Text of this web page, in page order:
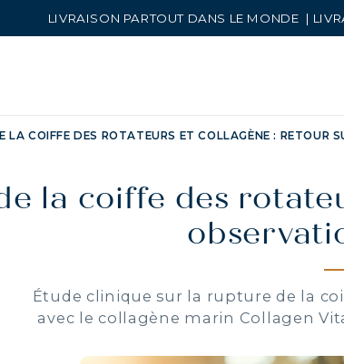
LIVRAISON PARTOUT DANS LE MONDE |
LA COIFFE DES ROTATEURS ET COLLAGÈNE : RETOUR
la coiffe des
Étude clinique sur la rupture de la
avec le collagène marin Collagen